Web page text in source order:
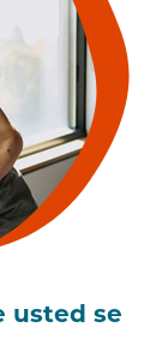
usted se